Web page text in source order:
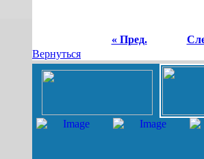
« Пред.
Вернуться